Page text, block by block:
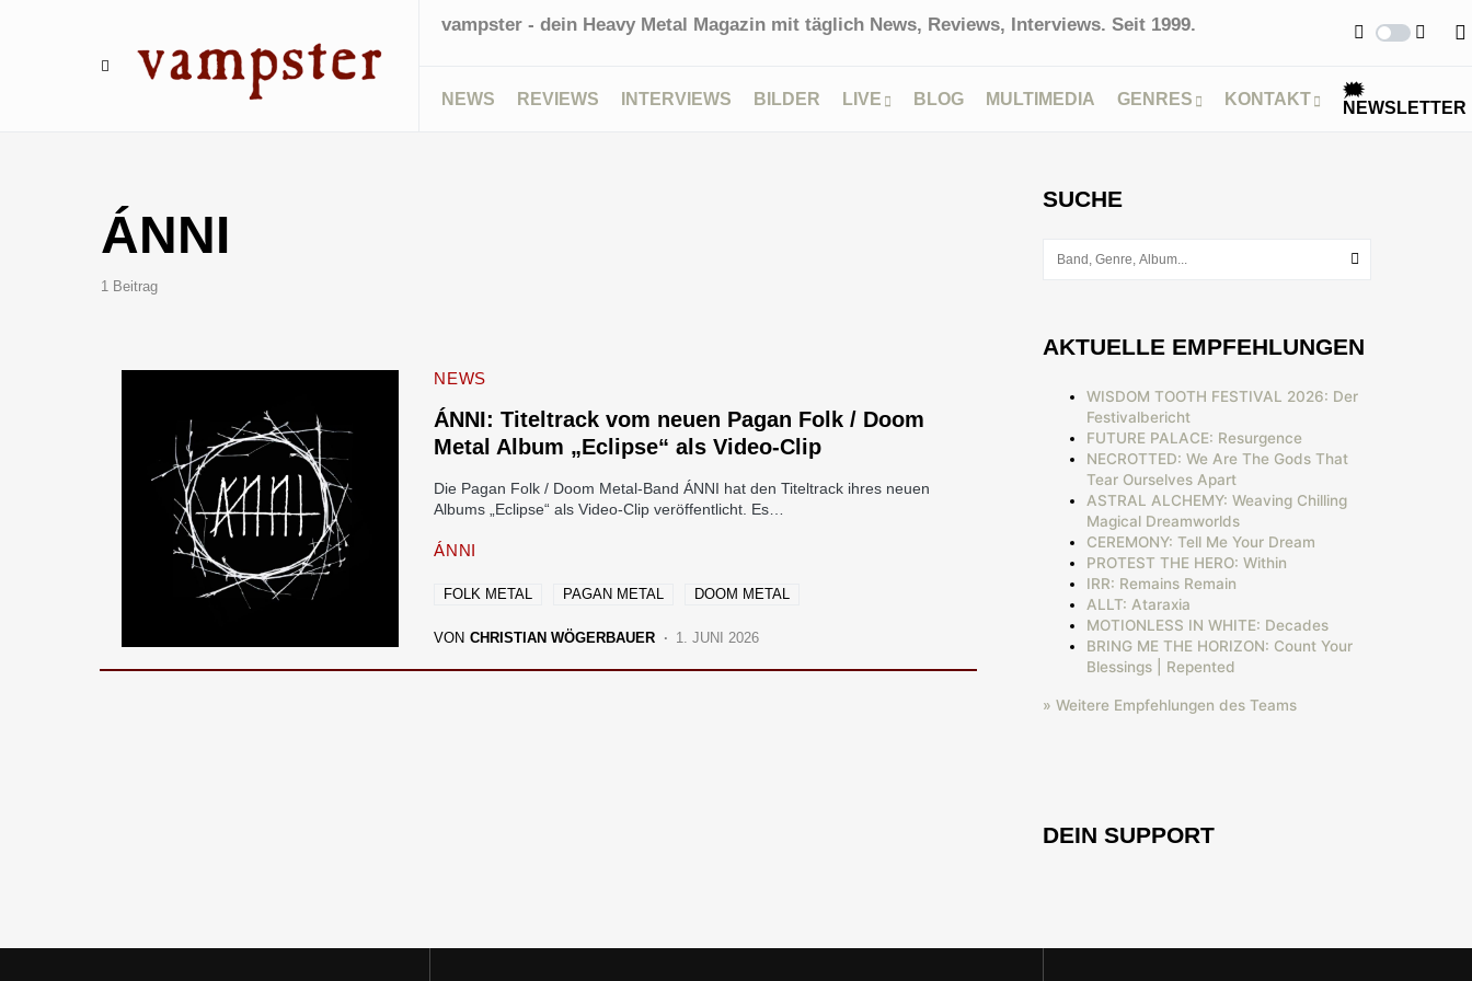
vampster - dein Heavy Metal Magazin mit täglich News, Reviews, Interviews. Seit 1999.
NEWS REVIEWS INTERVIEWS BILDER LIVE BLOG MULTIMEDIA GENRES KONTAKT
🗯
NEWSLETTER
ÁNNI
1 Beitrag
NEWS
ÁNNI: Titeltrack vom neuen Pagan Folk / Doom
Metal Album „Eclipse“ als Video-Clip
Die Pagan Folk / Doom Metal-Band ÁNNI hat den Titeltrack ihres neuen
Albums „Eclipse“ als Video-Clip veröffentlicht. Es…
ÁNNI
FOLK METAL PAGAN METAL DOOM METAL
VON CHRISTIAN WÖGERBAUER 1. JUNI 2026
SUCHE
AKTUELLE EMPFEHLUNGEN
WISDOM TOOTH FESTIVAL 2026: Der
Festivalbericht
FUTURE PALACE: Resurgence
NECROTTED: We Are The Gods That
Tear Ourselves Apart
ASTRAL ALCHEMY: Weaving Chilling
Magical Dreamworlds
CEREMONY: Tell Me Your Dream
PROTEST THE HERO: Within
IRR: Remains Remain
ALLT: Ataraxia
MOTIONLESS IN WHITE: Decades
BRING ME THE HORIZON: Count Your
Blessings | Repented
» Weitere Empfehlungen des Teams
DEIN SUPPORT